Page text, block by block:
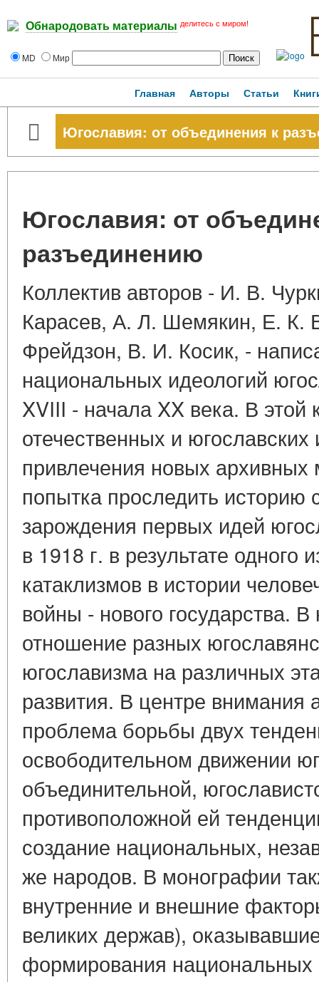
Обнародовать материалы делитесь с миром!
MD Мир
Главная Авторы Статьи
Югославия: от объединения к
Югославия: от
разъединению
Коллектив авторов - И. В.
Карасев, А. Л. Шемякин, Е. К.
Фрейдзон, В. И. Косик, -
национальных идеологий
XVIII - начала XX века. В этой
отечественных и
привлечения новых архивных
попытка проследить историю
зарождения первых идей
в 1918 г. в результате одного
катаклизмов в истории
войны - нового государства. В
отношение разных
югославизма на различных
развития. В центре внимания
проблема борьбы двух
освободительном движении
объединительной,
противоположной ей
создание национальных,
же народов. В монографии
внутренние и внешние
великих держав),
формирования национальных